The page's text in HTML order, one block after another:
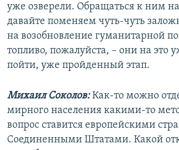
уже озверели. Обращаться к ним
давайте поменяем чуть-чуть
на возобновление гуманитарной
топливо, пожалуйста, – они на это
пойти, уже пройденный этап.
Михаил Соколов:Как-то можно
мирного населения какими-то
вопрос ставится европейскими
Соединенными Штатами. Какой